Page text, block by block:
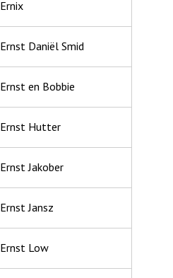
Ernix
Ernst Daniël Smid
Ernst en Bobbie
Ernst Hutter
Ernst Jakober
Ernst Jansz
Ernst Low